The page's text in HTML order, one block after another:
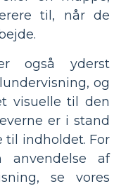
til, når de
er også yderst
og
visuelle til den
er i stand
til indholdet. For
anvendelse af
se vores